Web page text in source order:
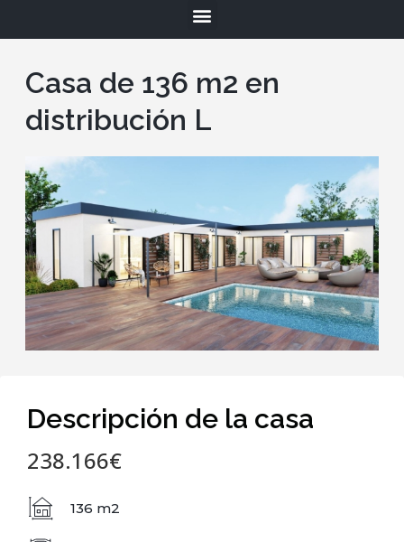
Casa de 136 m2 en
distribución L
Descripción de la casa
238.166€
136 m2